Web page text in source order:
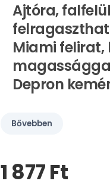
Ajtóra,
Miami
Depron
Bővebben
Kérem,
hagyja
1 877 Ft‎